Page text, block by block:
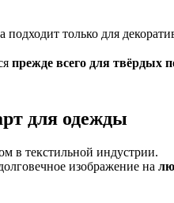
только для
прежде всего для твёрдых
для одежды
в текстильной индустрии.
изображение на